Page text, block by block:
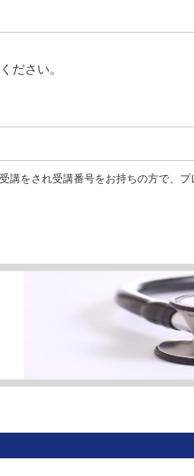
ださい。
をされ受講番号をお持ちの方で、